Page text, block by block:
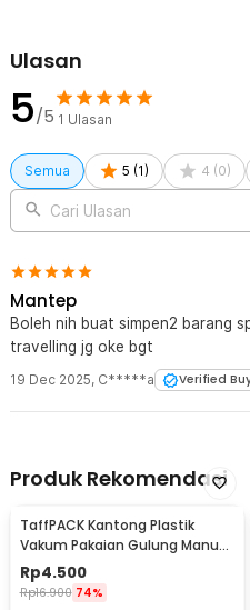
Rincian yang Anda dapatkan
1 x TaffPACK Kantong Plastik
Multifungsi - FL2
Ulasan
5/5 1 Ulasan
Semua 5 (1 ) 4 (0)
Cari Ulasan
Mantep
Boleh nih buat simpen2 barang
travelling jg oke bgt
19 Dec 2025, C*****a Verified
Produk Rekomendasi
TaffPACK Kantong Plastik
Vakum Pakaian Gulung Manual
40x60cm 1 PCS - TR028
Rp4.500
Rp16.900 74%